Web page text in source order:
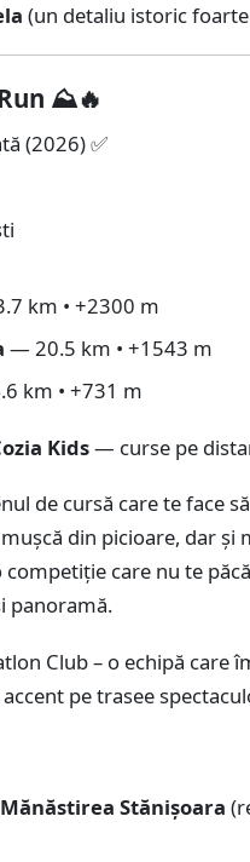
(un detaliu istoric
⛰️🔥
(2026) ✅
km • +2300 m
— 20.5 km • +1543 m
km • +731 m
Kids— curse pe
de cursă care te face
din picioare, dar și
competiție care nu te
panoramă.
Club – o echipă care
pe trasee
Mănăstirea Stănișoara